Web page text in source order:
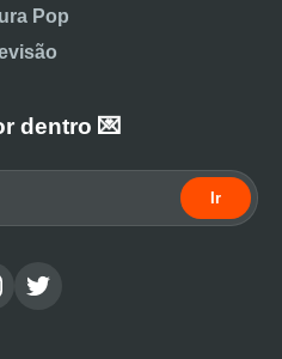
Pop
dentro 💌
Ir